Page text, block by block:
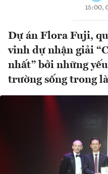
15:00,
Dự án Flora Fuji,
vinh dự nhận giải
nhất” bởi những
trường sống trong